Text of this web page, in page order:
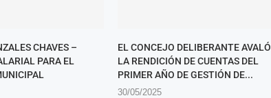
CHAVES –
PARA EL
EL CONCEJO DELIBERANTE AVALÓ
LA RENDICIÓN DE CUENTAS DEL
PRIMER AÑO DE GESTIÓN DE...
30/05/2025